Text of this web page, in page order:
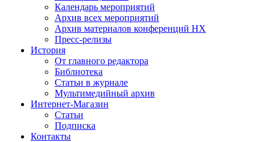
Календарь мероприятий
Архив всех мероприятий
Архив материалов конференций НХ
Пресс-релизы
История
От главного редактора
Библиотека
Статьи в журнале
Мультимедийный архив
Интернет-Магазин
Статьи
Подписка
Контакты